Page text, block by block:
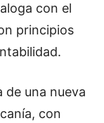
con el
principios
de una nueva
con